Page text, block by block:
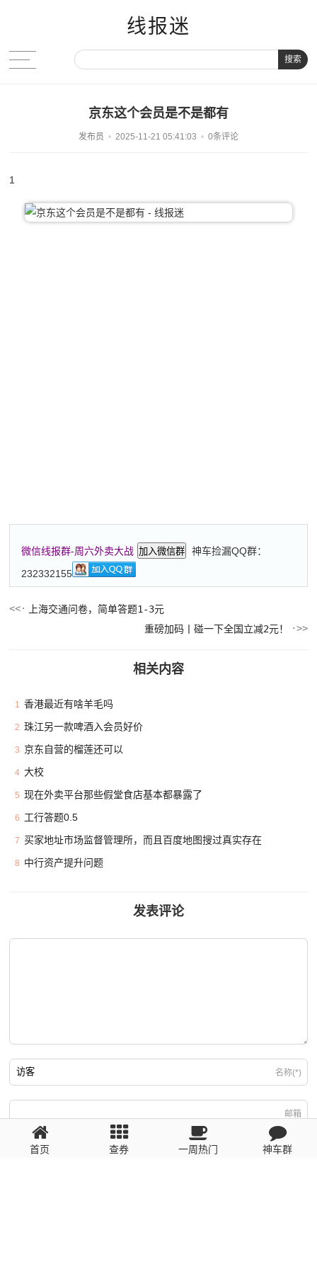
线报迷
搜索
京东这个会员是不是都有
发布员 2025-11-21 05:41:03 0条评论
1
微信线报群-周六外卖大战 加入微信群
神车捡漏QQ群：
232332155
上海交通问卷，简单答题1-3元
重磅加码丨碰一下全国立减2元！
相关内容
1 香港最近有啥羊毛吗
2 珠江另一款啤酒入会员好价
3 京东自营的榴莲还可以
4 大校
5 现在外卖平台那些假堂食店基本都暴露了
6 工行答题0.5
7 买家地址市场监督管理所，而且百度地图搜过真实存在
8 中行资产提升问题
发表评论
名称(*)
邮箱
回复需填写必要信息
首页 查券 一周热门 神车群